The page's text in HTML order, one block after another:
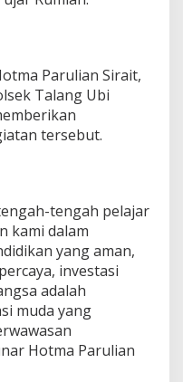
Parulian Sirait,
Talang Ubi
tersebut.
tengah pelajar
kami dalam
yang aman,
investasi
adalah
muda yang
Hotma Parulian